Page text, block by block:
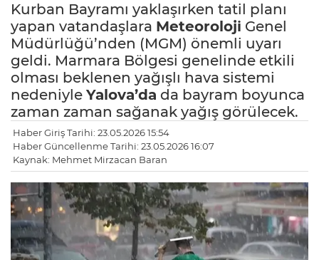
Kurban Bayramı yaklaşırken tatil planı
yapan vatandaşlara Meteoroloji Genel
Müdürlüğü’nden (MGM) önemli uyarı
geldi. Marmara Bölgesi genelinde etkili
olması beklenen yağışlı hava sistemi
nedeniyle Yalova’da da bayram boyunca
zaman zaman sağanak yağış görülecek.
Haber Giriş Tarihi: 23.05.2026 15:54
Haber Güncellenme Tarihi: 23.05.2026 16:07
Kaynak: Mehmet Mirzacan Baran